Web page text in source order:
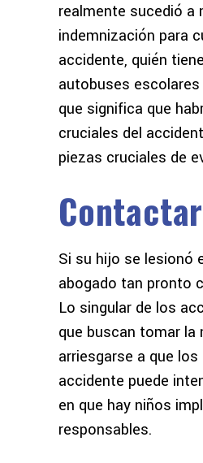
realmente sucedió a
indemnización para
accidente, quién
autobuses
que significa que
cruciales del
piezas cruciales de
Si su hijo se lesionó
abogado tan pronto
Lo singular de los
que buscan tomar la
arriesgarse a que
accidente puede
en que hay niños
responsables.